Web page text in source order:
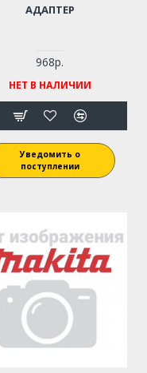
АДАПТЕР
968р.
НЕТ В НАЛИЧИИ
Уведомить о
поступлении